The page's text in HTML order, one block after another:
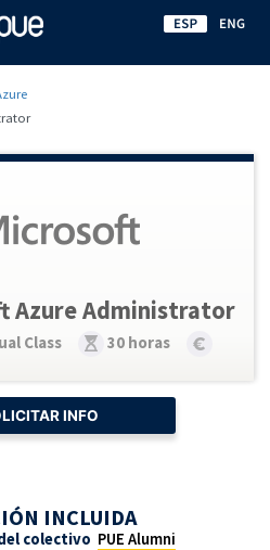
Azure Administrator
Class
30 horas
INFO
INCLUIDA
colectivo PUE Alumni